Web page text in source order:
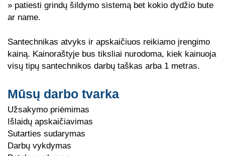
» patiesti grindų šildymo sistemą bet kokio dydžio bute
ar name.
Santechnikas atvyks ir apskaičiuos reikiamo įrengimo
kainą. Kainoraštyje bus tiksliai nurodoma, kiek kainuoja
visų tipų santechnikos darbų taškas arba 1 metras.
Mūsų darbo tvarka
Užsakymo priėmimas
Išlaidų apskaičiavimas
Sutarties sudarymas
Darbų vykdymas